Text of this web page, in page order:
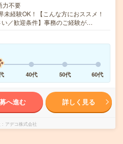
力不要
未経験OK！【こんな方におススメ！
い／歓迎条件】事務のご経験が…
40代 50代 60代
へ進む 詳しく見る
アデコ株式会社